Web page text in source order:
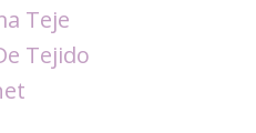
Teje
Tejido